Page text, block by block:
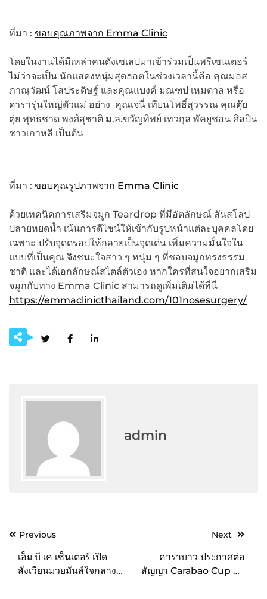
ที่มา : ขอบคุณภาพจาก Emma Clinic
โดยในงานได้มีเหล่าคนดังเซเลปมาเข้าร่วมเป็นพรีเซนเตอร์
ไม่ว่าจะเป็น นักแสดงหนุ่มสุดฮอตในช่วงเวลานี้คือ คุณมอส
ภาณุวัฒน์ โสประดิษฐ์ และคุณแบงค์ มณฑป เหมตาล หรือ
ดารารุ่นใหญ่ตัวแม่ อย่าง คุณเจนี่ เทียนโพธิ์สุวรรณ คุณตุ๊ย
ตุ่ย พุทธชาด พงศ์สุชาติ ม.ล.ขวัญทิพย์ เทวกุล พัคยูชอน ศิลปิน
ชาวเกาหลี เป็นต้น
ที่มา : ขอบคุณรูปภาพจาก Emma Clinic
ด้วยเทคนิคการเสริมจมูก Teardrop ที่มีอัตลักษณ์ สันสโลป
ปลายหยดน้ำ เน้นการดีไซน์ให้เข้ากับรูปหน้าแต่ละบุคคลโดย
เฉพาะ ปรับจุดดรอปให้กลายเป็นจุดเด่น เพิ่มความมั่นใจใน
แบบที่เป็นคุณ จึงชนะใจสาว ๆ หนุ่ม ๆ ที่ชอบจมูกทรงธรรม
ชาติ และได้เอกลักษณ์สไตล์ตัวเอง หากใครที่สนใจอยากเสริม
จมูกกับทาง Emma Clinic สามารถดูเพิ่มเติมได้ที่นี่
https://emmaclinicthailand.com/101nosesurgery/
admin
PostPrevious
เอ็ม บี เค เซ็นเตอร์ เปิด
สังเวียนมวยมันส์ใจกลาง
Next
คาราบาว ประกาศต่อ
สัญญา Carabao Cup อีก